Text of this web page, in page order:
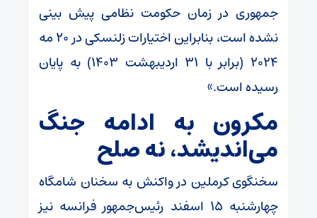
جمهوری در زمان حکومت نظامی پیش بینی
نشده است، بنابراین اختیارات زلنسکی در ۲۰ مه
۲۰۲۴ (برابر با ۳۱ اردیبهشت ۱۴۰۳) به پایان
رسیده است.»
مکرون به ادامه جنگ
می‌اندیشد، نه صلح
سخنگوی کرملین در واکنش به سخنان شامگاه
چهارشنبه ۱۵ اسفند رئیس‌جمهور فرانسه نیز